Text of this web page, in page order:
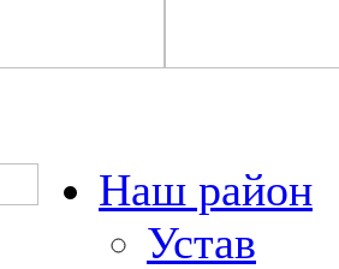
Наш район
Устав